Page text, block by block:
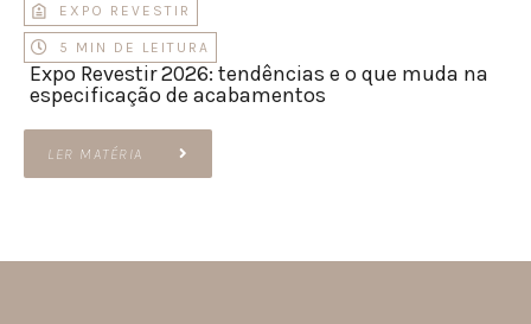
EXPO REVESTIR
5 MIN DE LEITURA
Expo Revestir 2026: tendências e o que muda na
especificação de acabamentos
LER MATÉRIA